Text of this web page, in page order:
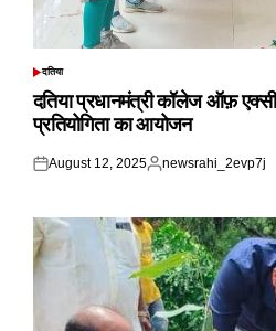
POSTED
दतिया
दतिया प्रधानमंत्री कॉलेज ऑफ़
प्रतियोगिता का आयोजन
Posted
August 12, 2025
Posted
newsrahi_2evp7j